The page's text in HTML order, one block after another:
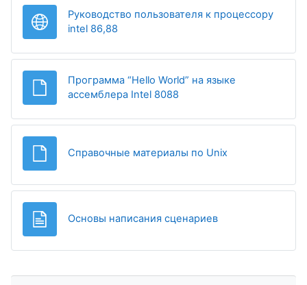
Руководство пользователя к процессору
intel 86,88
Программа “Hello World” на языке
ассемблера Intel 8088
Справочные материалы по Unix
Основы написания сценариевPage